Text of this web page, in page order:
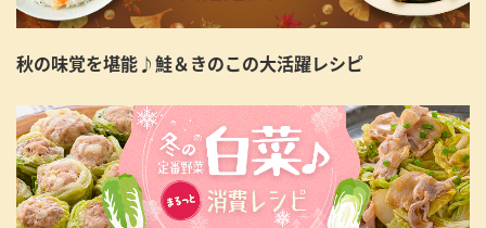
秋の味覚を堪能♪鮭＆きのこの大活躍レシピ